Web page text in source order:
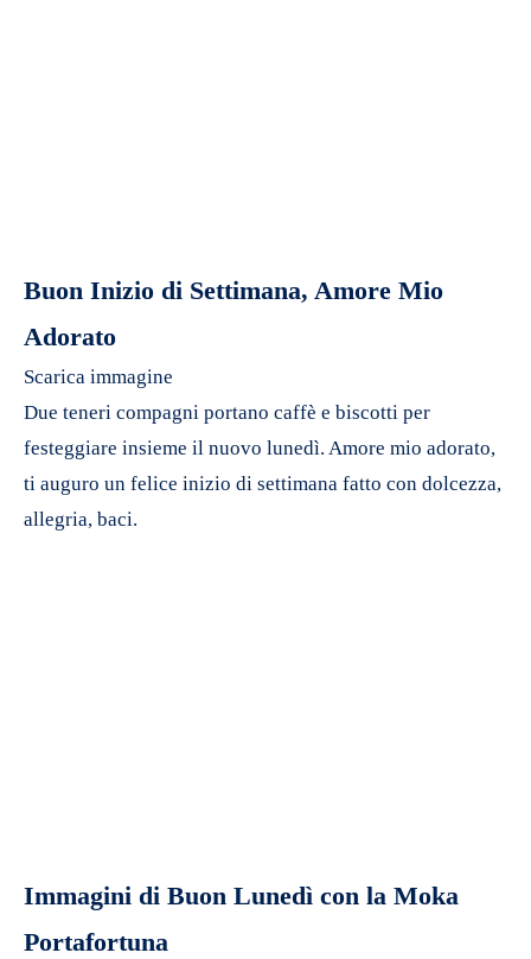
Buon Inizio di Settimana, Amore Mio
Adorato
Scarica immagine
Due teneri compagni portano caffè e biscotti per
festeggiare insieme il nuovo lunedì. Amore mio adorato,
ti auguro un felice inizio di settimana fatto con dolcezza,
allegria, baci.
Immagini di Buon Lunedì con la Moka
Portafortuna